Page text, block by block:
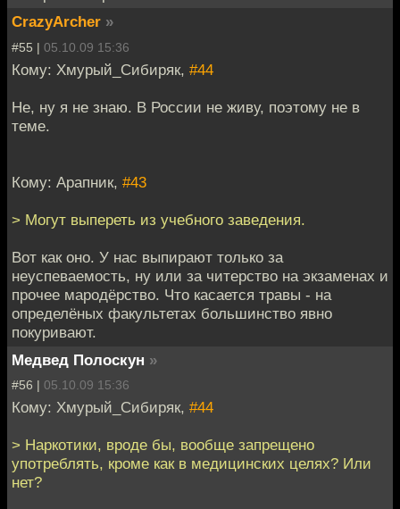
CrazyArcher »
#55 | 05.10.09 15:36
Кому: Хмурый_Сибиряк, #44
Не, ну я не знаю. В России не живу, поэтому не в
теме.
Кому: Арапник, #43
> Могут выпереть из учебного заведения.
Вот как оно. У нас выпирают только за
неуспеваемость, ну или за читерство на экзаменах и
прочее мародёрство. Что касается травы - на
определёных факультетах большинство явно
покуривают.
Медвед Полоскун »
#56 | 05.10.09 15:36
Кому: Хмурый_Сибиряк, #44
> Наркотики, вроде бы, вообще запрещено
употреблять, кроме как в медицинских целях? Или
нет?